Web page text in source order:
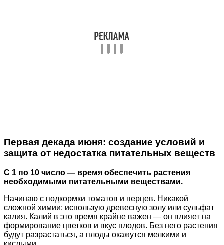
Первая декада июня: создание условий и
защита от недостатка питательных веществ
С 1 по 10 число — время обеспечить растения
необходимыми питательными веществами.
Начинаю с подкормки томатов и перцев. Никакой
сложной химии: использую древесную золу или сульфат
калия. Калий в это время крайне важен — он влияет на
формирование цветков и вкус плодов. Без него растения
будут разрастаться, а плоды окажутся мелкими и